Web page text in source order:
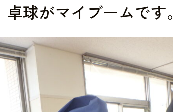
球がマイブームです。